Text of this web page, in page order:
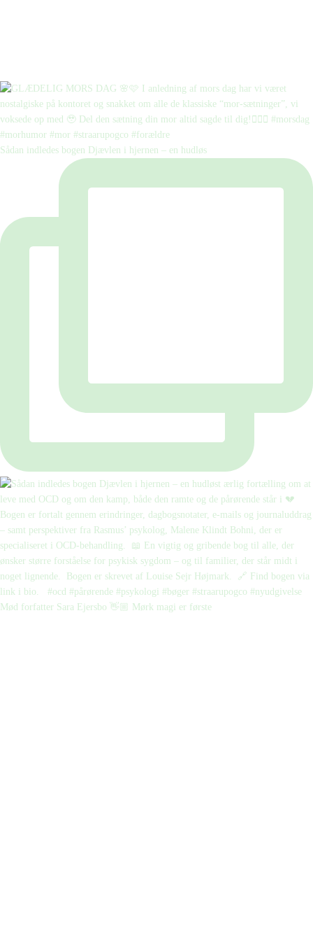
Sådan indledes bogen Djævlen i hjernen – en hudløs
Mød forfatter Sara Ejersbo 👋🏼 Mørk magi er første